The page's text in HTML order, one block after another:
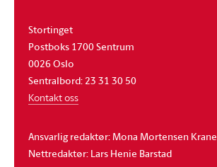
Stortinget
Postboks 1700 Sentrum
0026 Oslo
Sentralbord: 23 31 30 50
Kontakt oss
Ansvarlig redaktør: Mona Mortensen Krane
Nettredaktør: Lars Henie Barstad